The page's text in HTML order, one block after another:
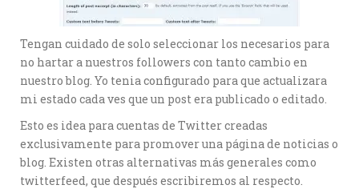
Tengan cuidado de solo seleccionar los necesarios para
no hartar a nuestros followers con tanto cambio en
nuestro blog. Yo tenia configurado para que actualizara
mi estado cada ves que un post era publicado o editado.
Esto es idea para cuentas de Twitter creadas
exclusivamente para promover una página de noticias o
blog. Existen otras alternativas más generales como
twitterfeed, que después escribiremos al respecto.